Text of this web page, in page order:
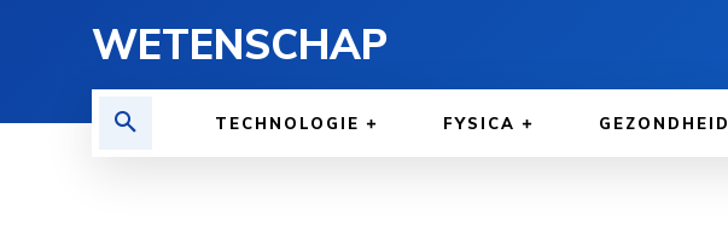
WETENSCHAP
TECHNOLOGIE FYSICA GEZONDHEID